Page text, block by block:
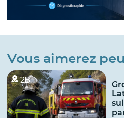
Vous aimerez
2B